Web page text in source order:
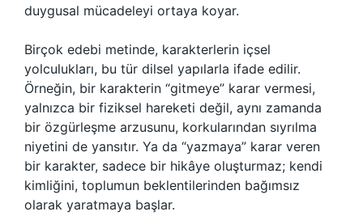
duygusal mücadeleyi ortaya koyar.
Birçok edebi metinde, karakterlerin içsel
yolculukları, bu tür dilsel yapılarla ifade edilir.
Örneğin, bir karakterin “gitmeye” karar vermesi,
yalnızca bir fiziksel hareketi değil, aynı zamanda
bir özgürleşme arzusunu, korkularından sıyrılma
niyetini de yansıtır. Ya da “yazmaya” karar veren
bir karakter, sadece bir hikâye oluşturmaz; kendi
kimliğini, toplumun beklentilerinden bağımsız
olarak yaratmaya başlar.